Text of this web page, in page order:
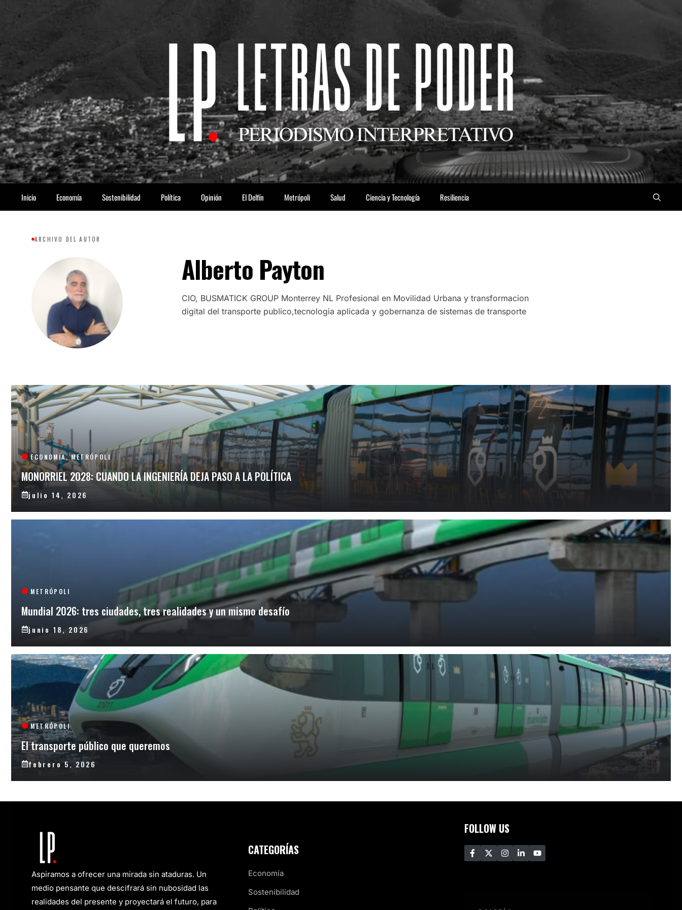
Inicio Economía Sostenibilidad Política Opinión El Delfín Metrópoli Salud Ciencia y Tecnología Resiliencia
ARCHIVO DEL AUTOR
Alberto Payton
CIO, BUSMATICK GROUP Monterrey NL Profesional en Movilidad Urbana y transformacion
digital del transporte publico,tecnologia aplicada y gobernanza de sistemas de transporte
ECONOMÍA,METRÓPOLI
MONORRIEL 2028: CUANDO LA INGENIERÍA DEJA PASO A LA POLÍTICA
julio 14, 2026
METRÓPOLI
Mundial 2026: tres ciudades, tres realidades y un mismo desafío
junio 18, 2026
METRÓPOLI
El transporte público que queremos
febrero 5, 2026
Aspiramos a ofrecer una mirada sin ataduras. Un
medio pensante que descifrará sin nubosidad las
realidades del presente y proyectará el futuro, para
CATEGORÍAS
Economía
Sostenibilidad
FOLLOW US